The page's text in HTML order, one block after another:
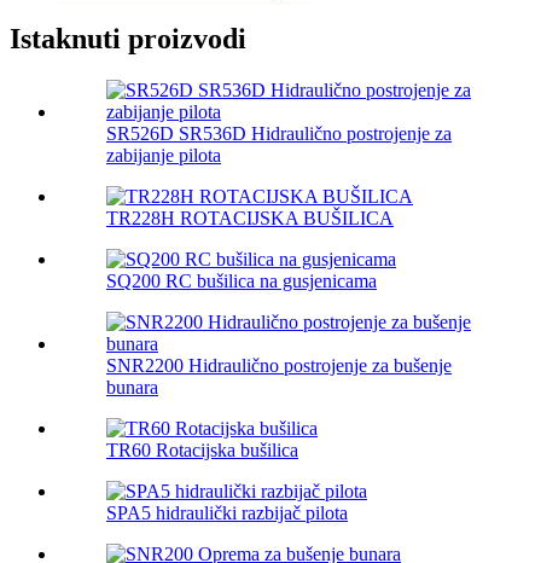
Istaknuti proizvodi
SR526D SR536D Hidraulično postrojenje za
zabijanje pilota
TR228H ROTACIJSKA BUŠILICA
SQ200 RC bušilica na gusjenicama
SNR2200 Hidraulično postrojenje za bušenje
bunara
TR60 Rotacijska bušilica
SPA5 hidraulički razbijač pilota